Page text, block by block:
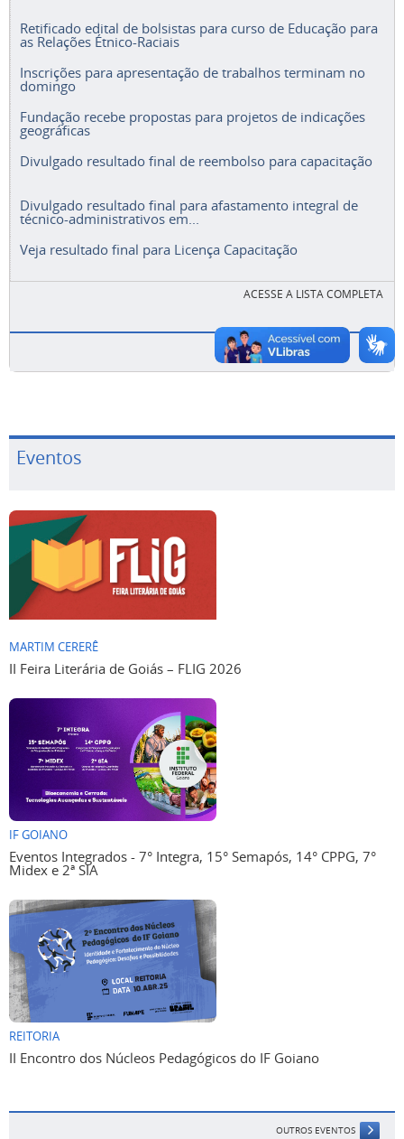
as Relações Étnico-Raciais
Inscrições para apresentação de trabalhos terminam no
domingo
Fundação recebe propostas para projetos de indicações
geográficas
Divulgado resultado final de reembolso para capacitação
técnico-administrativos em...
Eventos
II Feira Literária de Goiás – FLIG 2026
IF GOIANO
Eventos Integrados - 7° Integra, 15° Semapós, 14° CPPG, 7°
Midex e 2ª SIA
REITORIA
II Encontro dos Núcleos Pedagógicos do IF Goiano
OUTROS EVENTOS